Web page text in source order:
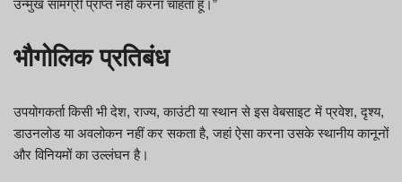
उन्मुख सामग्री प्राप्त नहीं करना चाहता हूँ।”
भौगोलिक प्रतिबंध
उपयोगकर्ता किसी भी देश, राज्य, काउंटी या स्थान से इस वेबसाइट में प्रवेश, दृश्य,
डाउनलोड या अवलोकन नहीं कर सकता है, जहां ऐसा करना उसके स्थानीय कानूनों
और विनियमों का उल्लंघन है।